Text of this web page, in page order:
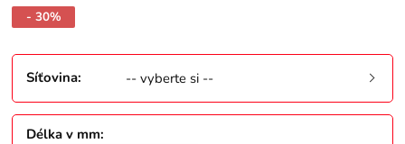
- 30%
Síťovina: -- vyberte si --
Délka v mm: